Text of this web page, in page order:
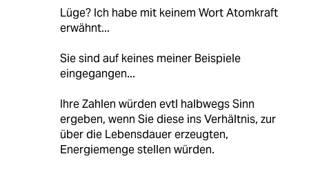
Lüge? Ich habe mit keinem Wort Atomkraft
erwähnt...
Sie sind auf keines meiner Beispiele
eingegangen...
Ihre Zahlen würden evtl halbwegs Sinn
ergeben, wenn Sie diese ins Verhältnis, zur
über die Lebensdauer erzeugten,
Energiemenge stellen würden.